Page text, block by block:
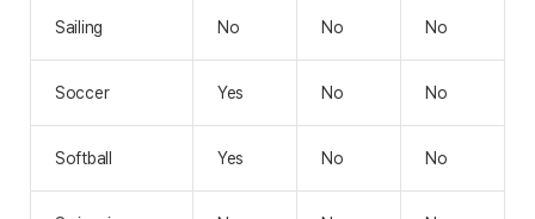
Sailing No No No
Soccer Yes No No
Softball Yes No No